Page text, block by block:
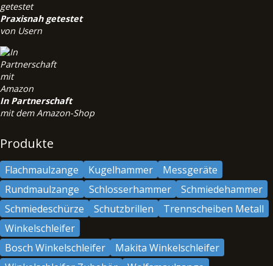
Praxisnah getestet
von Usern
In Partnerschaft
mit dem Amazon-Shop
Produkte
Flachmaulzange Kugelhammer
Messgeräte
Rundmaulzange
Schlosserhammer
Schmiedehammer
Schmiedeschürze
Schutzbrillen
Trennscheiben Metall
Winkelschleifer
Bosch Winkelschleifer
Makita Winkelschleifer